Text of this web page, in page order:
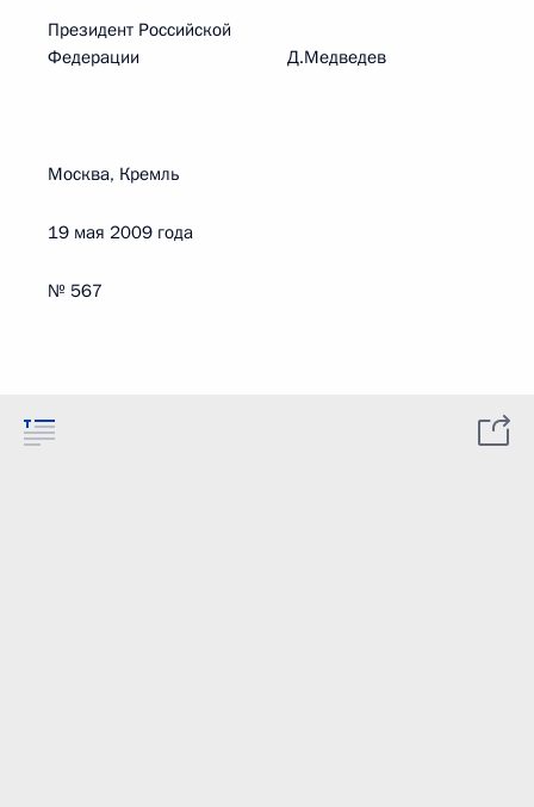
Президент Российской
Федерации Д.Медведев
Москва, Кремль
19 мая 2009 года
№ 567